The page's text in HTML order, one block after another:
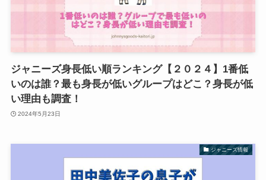
ジャニーズ身長低い順ランキング【２０２４】1番低
いのは誰？最も身長が低いグループはどこ？身長が低
い理由も調査！
2024年5月23日
ジャニーズ情報